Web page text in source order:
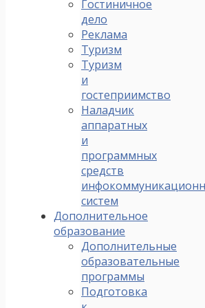
Гостиничное
дело
Реклама
Туризм
Туризм
и
гостеприимство
Наладчик
аппаратных
и
программных
средств
систем
Дополнительное
образование
Дополнительные
образовательные
программы
Подготовка